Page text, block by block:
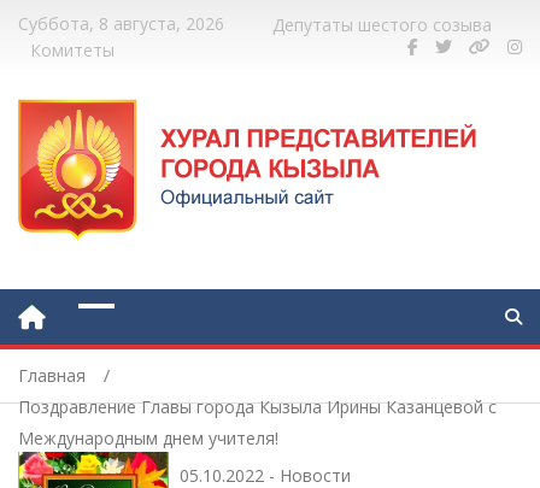
Суббота, 8 августа, 2026
Депутаты шестого созыва
Комитеты
Главная
Поздравление Главы города Кызыла Ирины Казанцевой с
Международным днем учителя!
05.10.2022- Новости